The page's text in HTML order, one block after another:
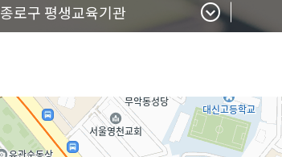
종로구 평생교육기관